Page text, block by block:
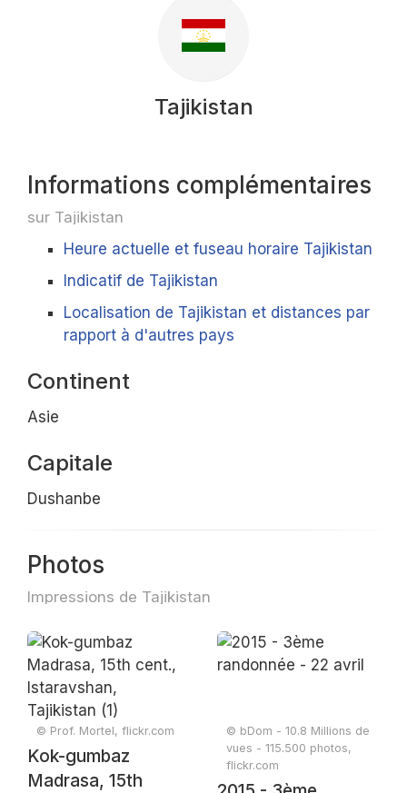
Tajikistan
Informations complémentaires
sur Tajikistan
Heure actuelle et fuseau horaire Tajikistan
Indicatif de Tajikistan
Localisation de Tajikistan et distances par
rapport à d'autres pays
Continent
Asie
Capitale
Dushanbe
Photos
Impressions de Tajikistan
© Prof. Mortel, flickr.com
Kok-gumbaz
Madrasa, 15th
© bDom - 10.8 Millions de
vues - 115.500 photos,
flickr.com